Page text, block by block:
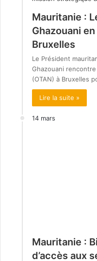
Mauritanie :
Ghazouani
Bruxelles
Le Président
Ghazouani
(OTAN) à Bruxelles
Lire la suite »
14 mars
» passe à la vitesse
Lire la suite »